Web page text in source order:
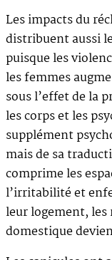
Les impacts du
distribuent aussi
puisque les
les femmes
sous l’effet de la
les corps et les
supplément
mais de sa
comprime les
l’irritabilité et
leur logement,
domestique